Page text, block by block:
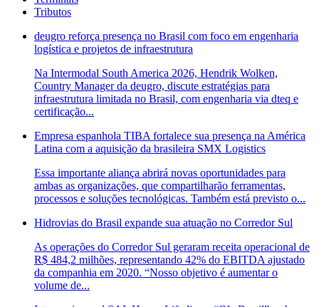
Tributos
deugro reforça presença no Brasil com foco em engenharia
logística e projetos de infraestrutura
Na Intermodal South America 2026, Hendrik Wolken,
Country Manager da deugro, discute estratégias para
infraestrutura limitada no Brasil, com engenharia via dteq e
certificação...
Empresa espanhola TIBA fortalece sua presença na América
Latina com a aquisição da brasileira SMX Logistics
Essa importante aliança abrirá novas oportunidades para
ambas as organizações, que compartilharão ferramentas,
processos e soluções tecnológicas. Também está previsto o...
Hidrovias do Brasil expande sua atuação no Corredor Sul
As operações do Corredor Sul geraram receita operacional de
R$ 484,2 milhões, representando 42% do EBITDA ajustado
da companhia em 2020. “Nosso objetivo é aumentar o
volume de...